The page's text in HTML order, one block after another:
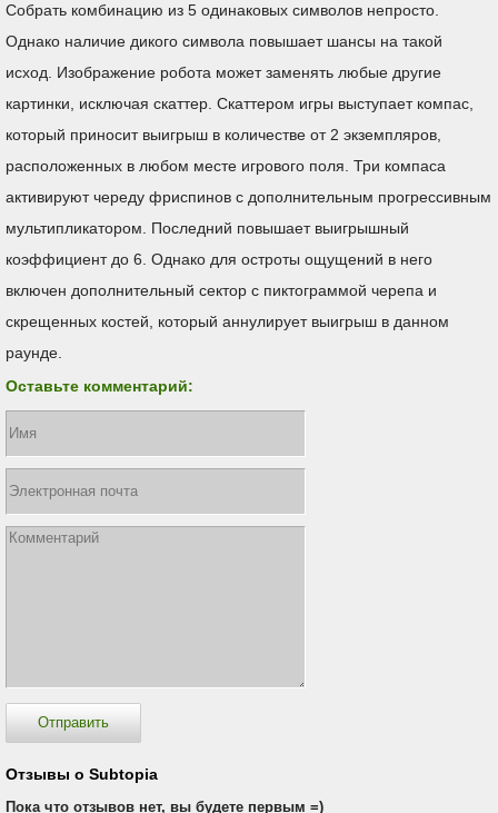
Собрать комбинацию из 5 одинаковых символов непросто.
Однако наличие дикого символа повышает шансы на такой
исход. Изображение робота может заменять любые другие
картинки, исключая скаттер. Скаттером игры выступает компас,
который приносит выигрыш в количестве от 2 экземпляров,
расположенных в любом месте игрового поля. Три компаса
активируют череду фриспинов с дополнительным прогрессивным
мультипликатором. Последний повышает выигрышный
коэффициент до 6. Однако для остроты ощущений в него
включен дополнительный сектор с пиктограммой черепа и
скрещенных костей, который аннулирует выигрыш в данном
раунде.
Оставьте комментарий:
Отзывы о Subtopia
Пока что отзывов нет, вы будете первым =)